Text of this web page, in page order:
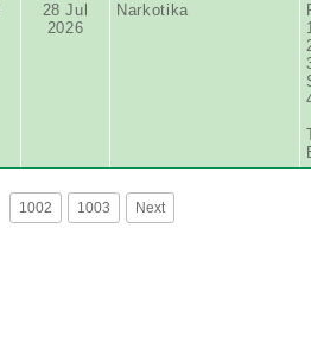
28 Jul
2026
Narkotika
1002 1003 Next